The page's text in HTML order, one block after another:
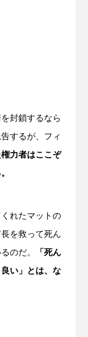
封鎖するなら
するが、フィ
力者はここぞ
れたマットの
を救って死ん
のだ。 「死ん
い」とは、な